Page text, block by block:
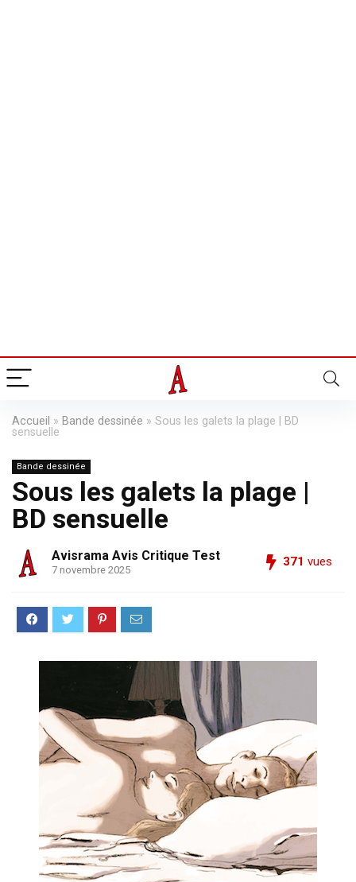
Accueil » Bande dessinée » Sous les galets la plage | BD
sensuelle
Bande dessinée
Sous les galets la plage |
BD sensuelle
Avisrama Avis Critique Test
7 novembre 2025
371 vues